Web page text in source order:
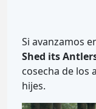
Si avanzamos
Shed its
cosecha de los
hijes.